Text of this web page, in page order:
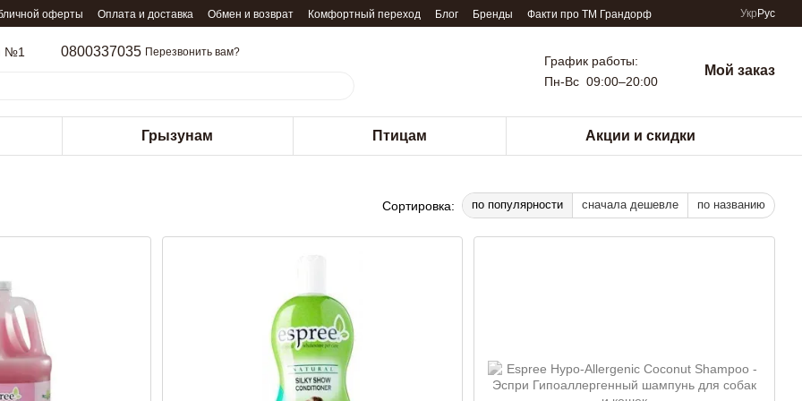
оферты Оплата и доставка Обмен и возврат Комфортный переход Блог Бренды Факти про TM Грандорф Укр Рус
№1 0800337035 Перезвонить вам?
График работы:
Пн-Вс 09:00–20:00
Мой заказ
Грызунам Птицам Акции и скидки
Сортировка: по популярности сначала дешевле по названию